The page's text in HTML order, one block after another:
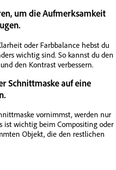
um die Aufmerksamkeit
oder Farbbalance hebst du
wichtig sind. So kannst du den
den Kontrast verbessern.
Schnittmaske auf eine
vornimmst, werden nur
ist wichtig beim Compositing oder
Objekt, die den restlichen